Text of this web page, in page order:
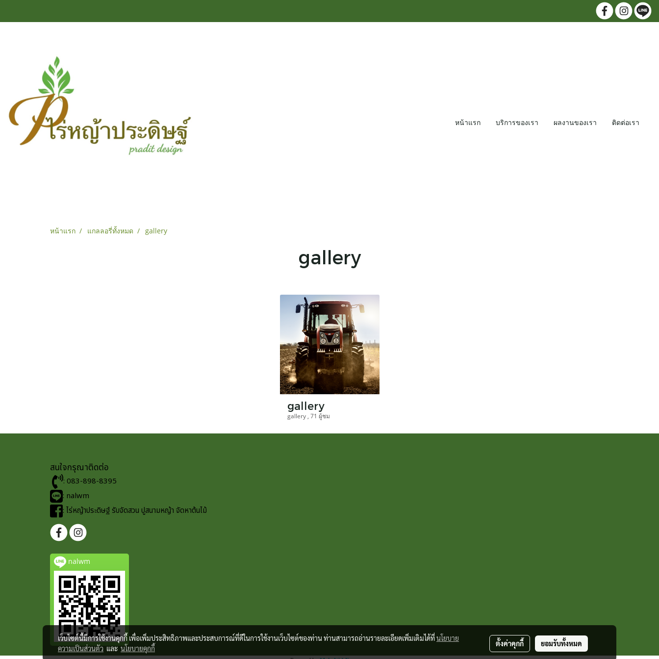
หน้าแรก บริการของเรา ผลงานของเรา ติดต่อเรา
หน้าแรก แกลลอรี่ทั้งหมด gallery
gallery
gallery
gallery , 71 ผู้ชม
สนใจกรุณาติดต่อ
: 083-898-8395
: nalwm
: ไร่หญ้าประดิษฐ์ รับจัดสวน ปูสนามหญ้า จัดหาต้นไม้
nalwm
เว็บไซต์นี้มีการใช้งานคุกกี้ เพื่อเพิ่มประสิทธิภาพและประสบการณ์ที่ดีในการใช้งานเว็บไซต์ของท่าน ท่านสามารถอ่านรายละเอียดเพิ่มเติมได้ที่นโยบาย
ความเป็นส่วนตัว และ นโยบายคุกกี้
ตั้งค่าคุกกี้ ยอมรับทั้งหมด